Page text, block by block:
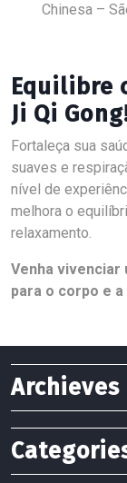
Chinesa –
Equilibre
Ji Qi
Fortaleça sua
suaves e
nível de
melhora o
relaxamento.
Venha vivenciar
para o corpo e
Archieves